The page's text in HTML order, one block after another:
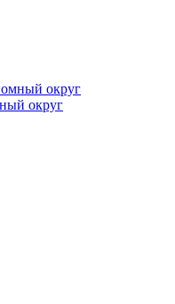
округ
округ